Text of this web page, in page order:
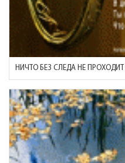
НИЧТО БЕЗ СЛЕДА НЕ ПРОХОДИТ